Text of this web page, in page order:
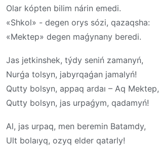
Olar kópten bilim nárin emedi.
«Shkol» - degen orys sózi, qazaqsha:
«Mektep» degen maǵynany beredi.
Jas jetkinshek, týdy seniń zamanyń,
Nurǵa tolsyn, jabyrqaǵan jamalyń!
Qutty bolsyn, appaq ardaı – Aq Mektep,
Qutty bolsyn, jas urpaǵym, qadamyń!
Al, jas urpaq, men beremin Batamdy,
Ult bolaıyq, ozyq elder qatarly!